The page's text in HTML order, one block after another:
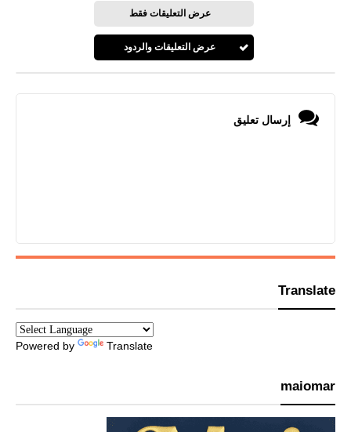
عرض التعليقات فقط
عرض التعليقات والردود
إرسال تعليق
Translate
Powered by Translate
maiomar